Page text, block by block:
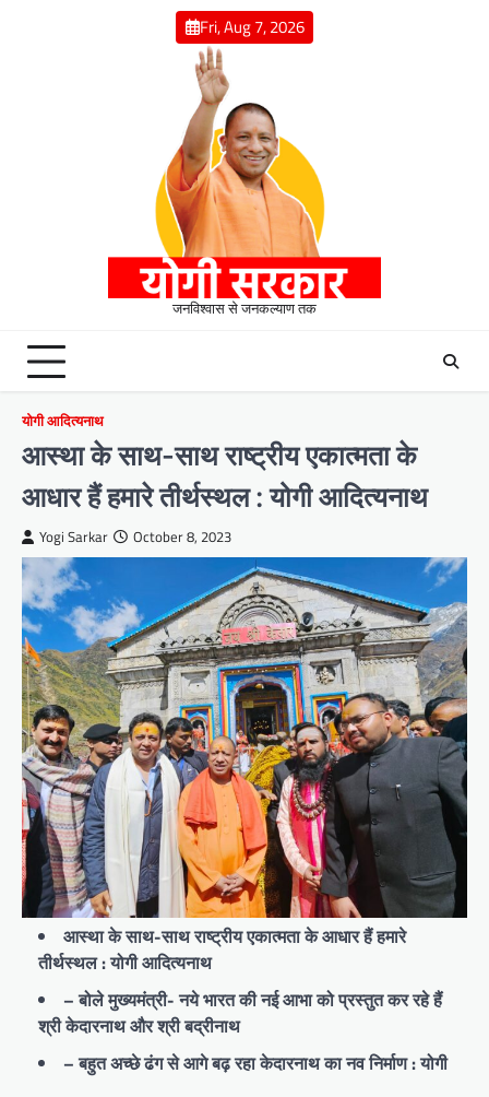
Fri, Aug 7, 2026
जनविश्वास से जनकल्याण तक
योगी आदित्यनाथ
आस्था के साथ-साथ राष्ट्रीय एकात्मता के
आधार हैं हमारे तीर्थस्थल : योगी आदित्यनाथ
Yogi Sarkar October 8, 2023
आस्था के साथ-साथ राष्ट्रीय एकात्मता के आधार हैं हमारे
तीर्थस्थल : योगी आदित्यनाथ
– बोले मुख्यमंत्री- नये भारत की नई आभा को प्रस्तुत कर रहे हैं
श्री केदारनाथ और श्री बद्रीनाथ
– बहुत अच्छे ढंग से आगे बढ़ रहा केदारनाथ का नव निर्माण : योगी